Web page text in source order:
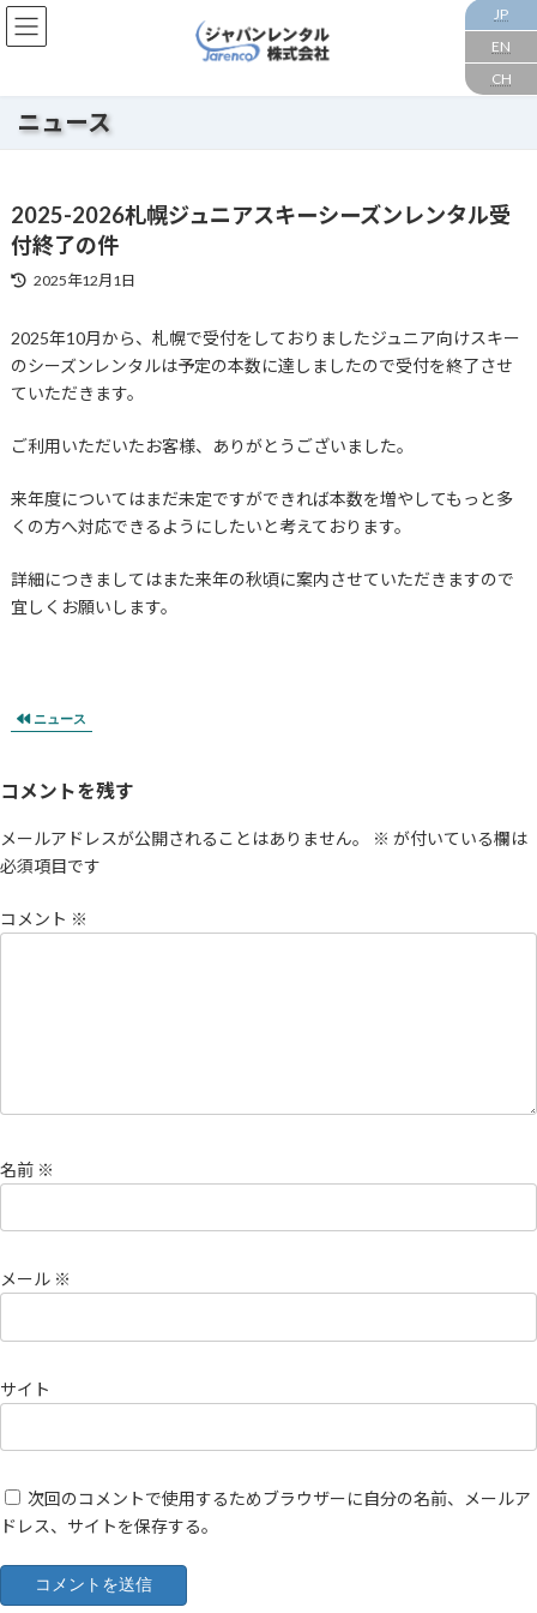
コ
ン
ッ
プ
ナ
ビ
移
動
JP
EN
CH
ニュース
2025-2026札幌ジュニアスキーシーズンレンタル受
付終了の件
最
新
日
時
2025年12月1日
2025年10月から、札幌で受付をしておりましたジュニア向けスキー
のシーズンレンタルは予定の本数に達しましたので受付を終了させ
ていただきます。
ご利用いただいたお客様、ありがとうございました。
来年度についてはまだ未定ですができれば本数を増やしてもっと多
くの方へ対応できるようにしたいと考えております。
詳細につきましてはまた来年の秋頃に案内させていただきますので
宜しくお願いします。
ニュース
コメントを残す
メールアドレスが公開されることはありません。 ※ が付いている欄は
必須項目です
コメント ※
名前 ※
メール ※
サイト
次回のコメントで使用するためブラウザーに自分の名前、メールア
ドレス、サイトを保存する。